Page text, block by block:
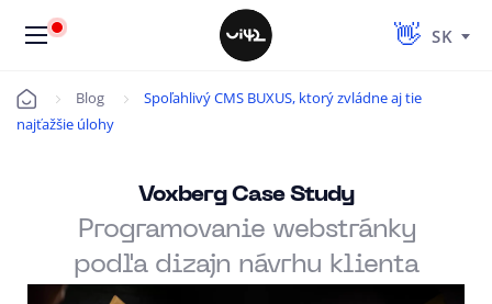
SK
Úvod Blog
Spoľahlivý CMS BUXUS, ktorý zvládne aj tie
najťažšie úlohy
Voxberg Case Study
Programovanie webstránky
podľa dizajn návrhu klienta